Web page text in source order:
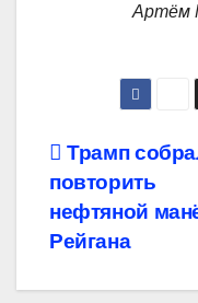
Артём
по
записям
Трамп
повторить
нефтяной
Рейгана